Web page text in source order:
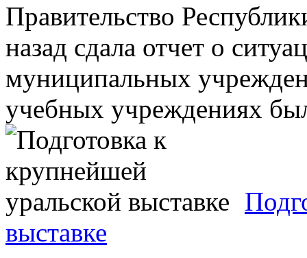
Правительство
назад сдала отчет о
муниципальных
учебных учреждениях
выставке